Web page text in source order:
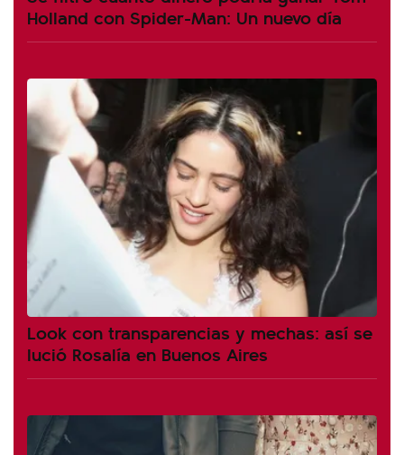
Holland con Spider-Man: Un nuevo día
Look con transparencias y mechas: así se
lució Rosalía en Buenos Aires